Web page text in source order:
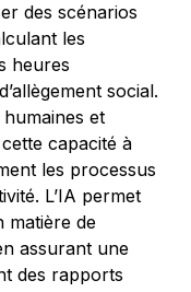
des scénarios
les
heures
social.
et
capacité à
les processus
L’IA permet
matière de
assurant une
des rapports